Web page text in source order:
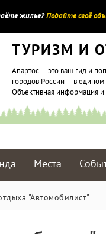
жилье?Подайте своё
ТУРИЗМ И
Апартос — это ваш гид и
городов России — в едином
Объективная информация
Места
"Автомобилист"